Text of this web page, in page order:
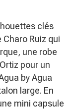
clés
Ruiz qui
une robe
pour un
by Agua
large. En
mini capsule